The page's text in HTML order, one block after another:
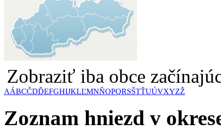
Zobraziť iba obce
AÁBCČDĎEFGHIJKLĽMNŇOPQRSŠTŤUÚVXYZŽ
Zoznam hniezd v